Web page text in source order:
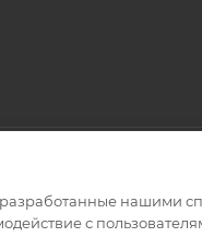
нашими
с